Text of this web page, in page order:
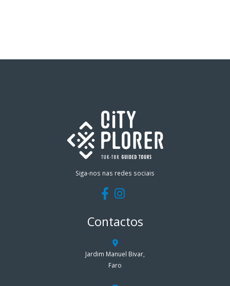
Siga-nos nas redes sociais
Contactos
Jardim Manuel Bivar,
Faro